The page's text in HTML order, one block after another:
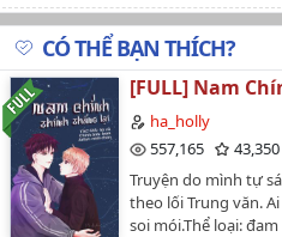
CÓ THỂ BẠN THÍCH?
[FULL] Nam
ha_holly
557,165
43,350
Truyện do mình tự
theo lối Trung văn.
soi mói.Thể loại: